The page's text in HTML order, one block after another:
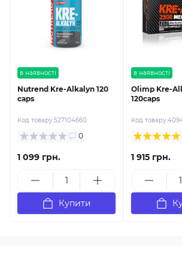
в наявності
Nutrend Kre-Alkalyn 120
caps
Код товару:527104660
0
1 099 грн.
Купити
в наявності
Olimp Kre-
120caps
Код товару:
1 915 грн.